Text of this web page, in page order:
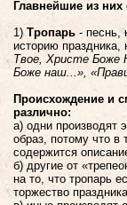
Главнейшие из
1)Тропарь- песнь,
историю праздника,
Твое, Христе Боже
Боже наш...»,
Происхождение и
различно:
а) одни производят
образ, потому что в
содержится
б) другие от
на то, что тропарь
торжество